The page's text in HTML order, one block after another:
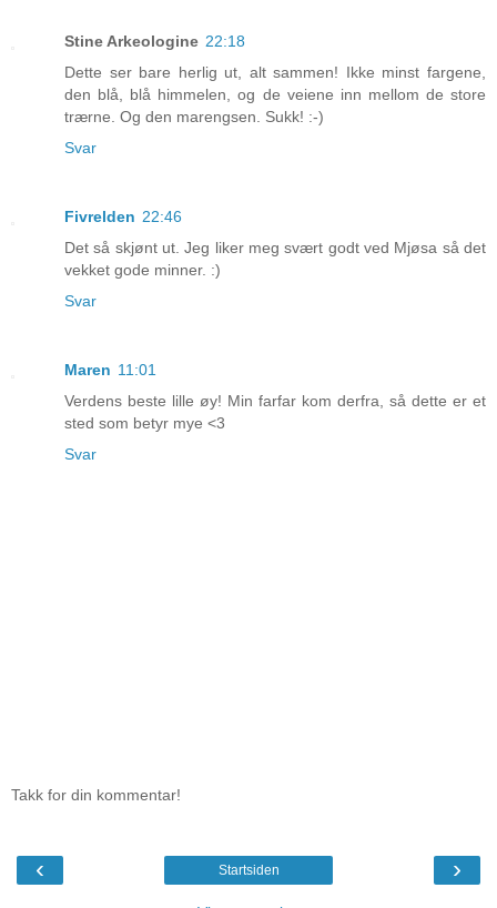
Stine Arkeologine 22:18
Dette ser bare herlig ut, alt sammen! Ikke minst fargene,
den blå, blå himmelen, og de veiene inn mellom de store
trærne. Og den marengsen. Sukk! :-)
Svar
Fivrelden 22:46
Det så skjønt ut. Jeg liker meg svært godt ved Mjøsa så det
vekket gode minner. :)
Svar
Maren 11:01
Verdens beste lille øy! Min farfar kom derfra, så dette er et
sted som betyr mye <3
Svar
Takk for din kommentar!
‹ ›
Startsiden